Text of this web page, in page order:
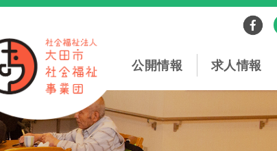
公開情報 求人情報